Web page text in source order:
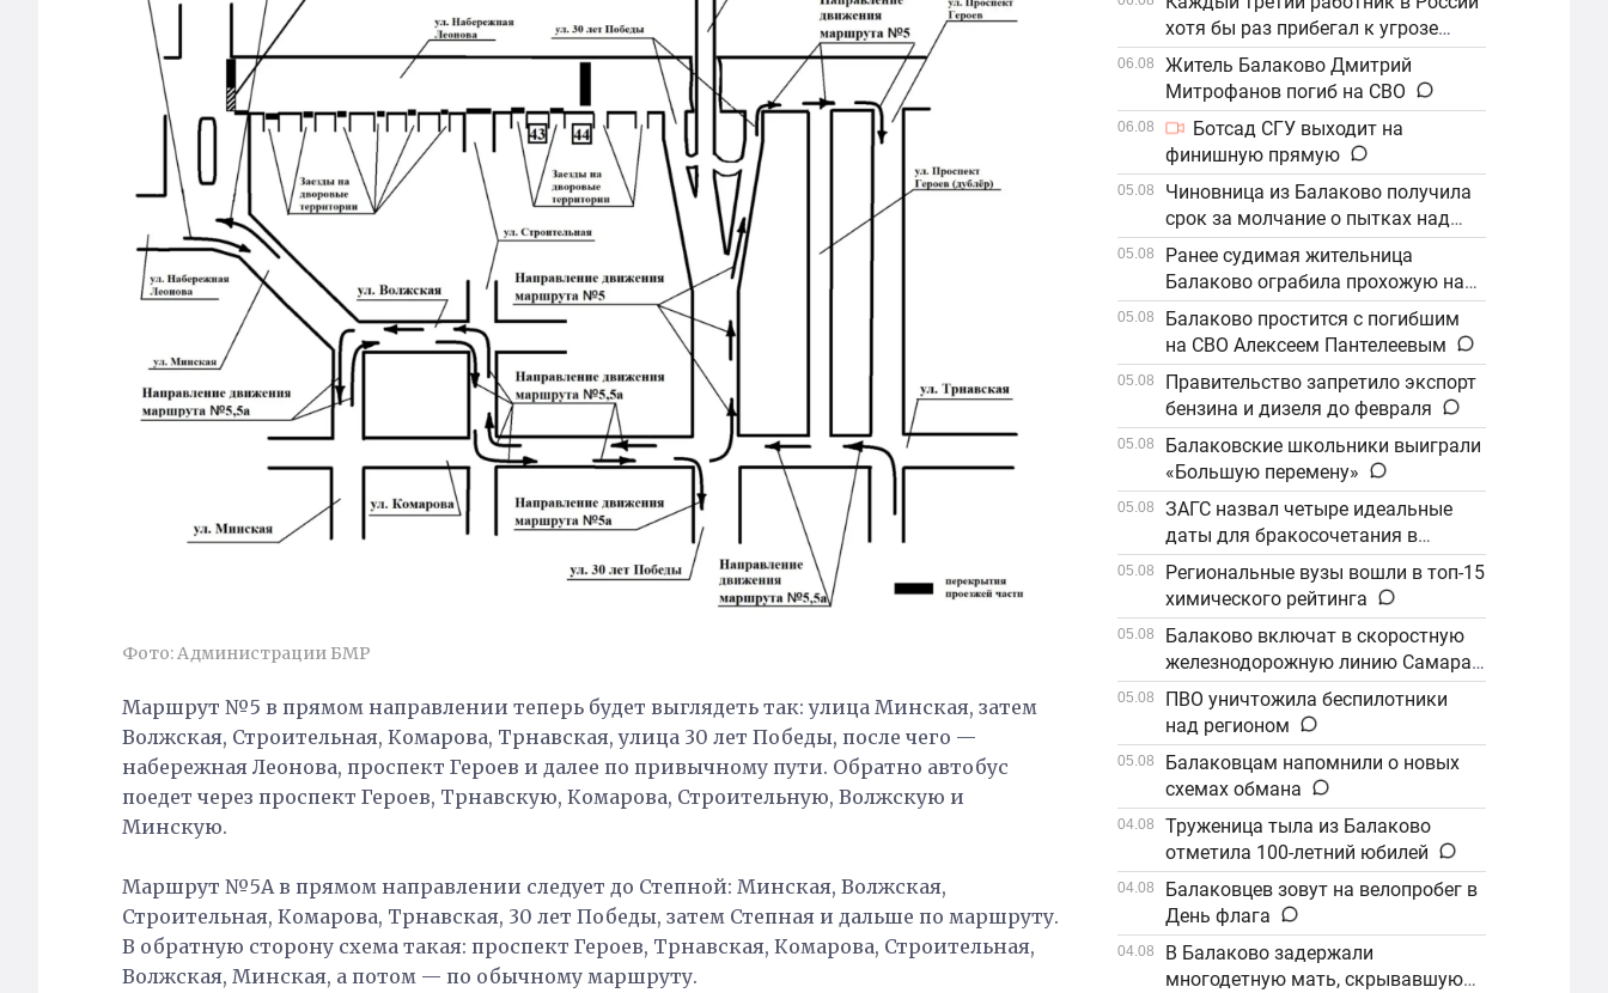
Фото: Администрации БМР
Маршрут №5 в прямом направлении теперь будет выглядеть так: улица Минская, затем
Волжская, Строительная, Комарова, Трнавская, улица 30 лет Победы, после чего —
набережная Леонова, проспект Героев и далее по привычному пути. Обратно автобус
поедет через проспект Героев, Трнавскую, Комарова, Строительную, Волжскую и
Минскую.
Маршрут №5А в прямом направлении следует до Степной: Минская, Волжская,
Строительная, Комарова, Трнавская, 30 лет Победы, затем Степная и дальше по маршруту.
В обратную сторону схема такая: проспект Героев, Трнавская, Комарова, Строительная,
Волжская, Минская, а потом — по обычному маршруту.
хотя бы раз прибегал к угрозе
увольнения
06.08
Житель Балаково Дмитрий
Митрофанов погиб на СВО
06.08
Ботсад СГУ выходит на
финишную прямую
05.08
Чиновница из Балаково получила
срок за молчание о пытках над
детьми
05.08
Ранее судимая жительница
Балаково ограбила прохожую на
улице
05.08
Балаково простится с погибшим
на СВО Алексеем Пантелеевым
05.08
Правительство запретило экспорт
бензина и дизеля до февраля
05.08
Балаковские школьники выиграли
«Большую перемену»
05.08
ЗАГС назвал четыре идеальные
даты для бракосочетания в
сентябре
05.08
Региональные вузы вошли в топ-15
химического рейтинга
05.08
Балаково включат в скоростную
железнодорожную линию Самара–
Саратов
05.08
ПВО уничтожила беспилотники
над регионом
05.08
Балаковцам напомнили о новых
схемах обмана
04.08
Труженица тыла из Балаково
отметила 100-летний юбилей
04.08
Балаковцев зовут на велопробег в
День флага
04.08
В Балаково задержали
многодетную мать, скрывавшуюся